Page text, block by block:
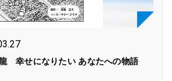
龍 幸せになりたい あなたへの物語